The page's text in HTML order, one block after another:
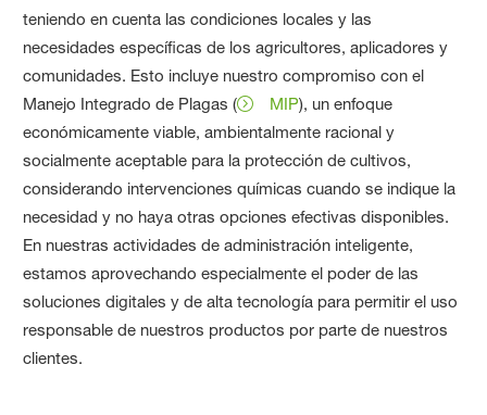
teniendo en cuenta las condiciones locales y las
necesidades específicas de los agricultores, aplicadores y
comunidades. Esto incluye nuestro compromiso con el
Manejo Integrado de Plagas (
MIP), un enfoque
económicamente viable, ambientalmente racional y
socialmente aceptable para la protección de cultivos,
considerando intervenciones químicas cuando se indique la
necesidad y no haya otras opciones efectivas disponibles.
En nuestras actividades de administración inteligente,
estamos aprovechando especialmente el poder de las
soluciones digitales y de alta tecnología para permitir el uso
responsable de nuestros productos por parte de nuestros
clientes.